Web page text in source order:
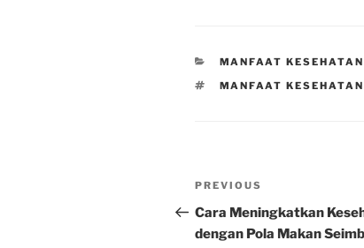
CATEGORIES
MANFAAT KESEHATAN
TAGS
MANFAAT
Post
navigation
Previous
Post
PREVIOUS
Cara Meningkatkan
dengan Pola Makan